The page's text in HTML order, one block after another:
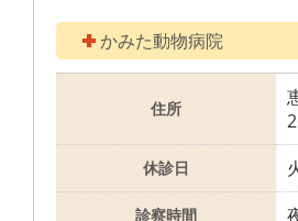
かみた動物病院
住所
休診日
診察時間